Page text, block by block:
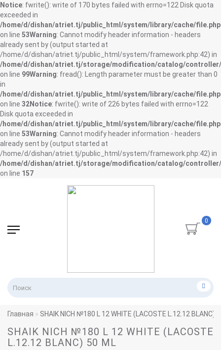
Notice: fwrite(): write of 170 bytes failed with errno=122 Disk quota
exceeded in
/home/d/dishan/atriet.tj/public_html/system/library/cache/file.php
on line 53Warning: Cannot modify header information - headers
already sent by (output started at
/home/d/dishan/atriet.tj/public_html/system/framework.php:42) in
/home/d/dishan/atriet.tj/storage/modification/catalog/
on line 99Warning: fread(): Length parameter must be greater than 0
in
/home/d/dishan/atriet.tj/public_html/system/library/cache/file.php
on line 32Notice: fwrite(): write of 226 bytes failed with errno=122
Disk quota exceeded in
/home/d/dishan/atriet.tj/public_html/system/library/cache/file.php
on line 53Warning: Cannot modify header information - headers
already sent by (output started at
/home/d/dishan/atriet.tj/public_html/system/framework.php:42) in
/home/d/dishan/atriet.tj/storage/modification/catalog/
on line 157
0
Главная SHAIK NICH №180 L 12 WHITE (LACOSTE L.12.12 BLANC)
SHAIK NICH №180 L 12 WHITE (LACOSTE
L.12.12 BLANC) 50 ML